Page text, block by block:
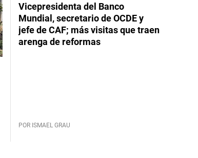
Vicepresidenta del Banco
Mundial, secretario de OCDE y
jefe de CAF; más visitas que traen
arenga de reformas
POR ISMAEL GRAU